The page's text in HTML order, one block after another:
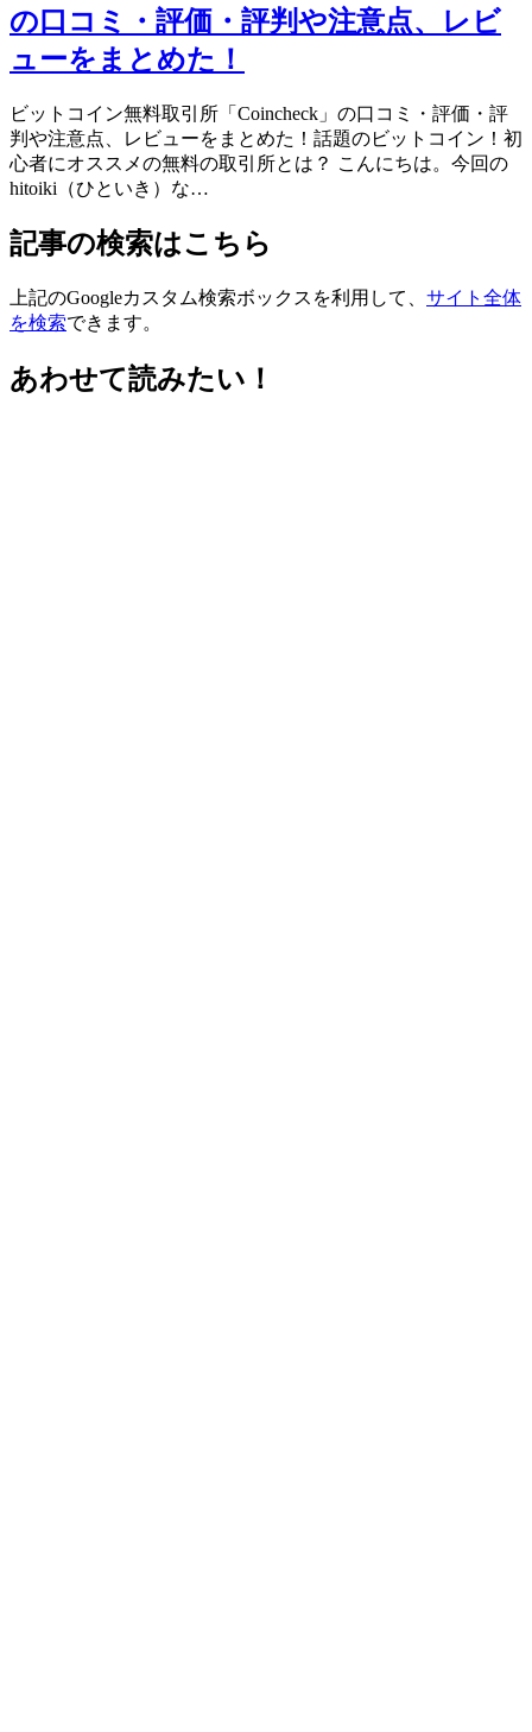
の口コミ・評価・評判や注意点、レビ
ューをまとめた！
ビットコイン無料取引所「Coincheck」の口コミ・評価・評
判や注意点、レビューをまとめた！話題のビットコイン！初
心者にオススメの無料の取引所とは？ こんにちは。今回の
hitoiki（ひといき）な…
記事の検索はこちら
上記のGoogleカスタム検索ボックスを利用して、 サイト全体
を検索できます。
あわせて読みたい！